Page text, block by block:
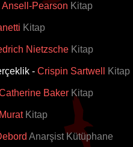
Ansell-Pearson Kitap
Kitap
Nietzsche Kitap
- Crispin Sartwell Kitap
Baker Kitap
Kitap
Anarşist Kütüphane